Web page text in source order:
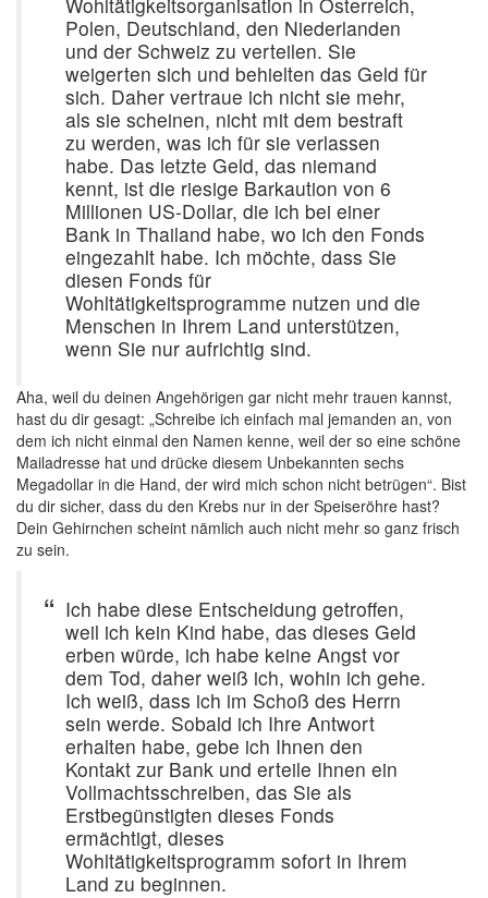
Polen, Deutschland, den Niederlanden
und der Schweiz zu verteilen. Sie
weigerten sich und behielten das Geld für
sich. Daher vertraue ich nicht sie mehr,
als sie scheinen, nicht mit dem bestraft
zu werden, was ich für sie verlassen
habe. Das letzte Geld, das niemand
kennt, ist die riesige Barkaution von 6
Millionen US-Dollar, die ich bei einer
Bank in Thailand habe, wo ich den Fonds
eingezahlt habe. Ich möchte, dass Sie
diesen Fonds für
Wohltätigkeitsprogramme nutzen und die
Menschen in Ihrem Land unterstützen,
wenn Sie nur aufrichtig sind.
Aha, weil du deinen Angehörigen gar nicht mehr trauen kannst,
hast du dir gesagt: „Schreibe ich einfach mal jemanden an, von
dem ich nicht einmal den Namen kenne, weil der so eine schöne
Mailadresse hat und drücke diesem Unbekannten sechs
Megadollar in die Hand, der wird mich schon nicht betrügen“. Bist
du dir sicher, dass du den Krebs nur in der Speiseröhre hast?
Dein Gehirnchen scheint nämlich auch nicht mehr so ganz frisch
zu sein.
Ich habe diese Entscheidung getroffen,
weil ich kein Kind habe, das dieses Geld
erben würde, ich habe keine Angst vor
dem Tod, daher weiß ich, wohin ich gehe.
Ich weiß, dass ich im Schoß des Herrn
sein werde. Sobald ich Ihre Antwort
erhalten habe, gebe ich Ihnen den
Kontakt zur Bank und erteile Ihnen ein
Vollmachtsschreiben, das Sie als
Erstbegünstigten dieses Fonds
ermächtigt, dieses
Wohltätigkeitsprogramm sofort in Ihrem
Land zu beginnen.